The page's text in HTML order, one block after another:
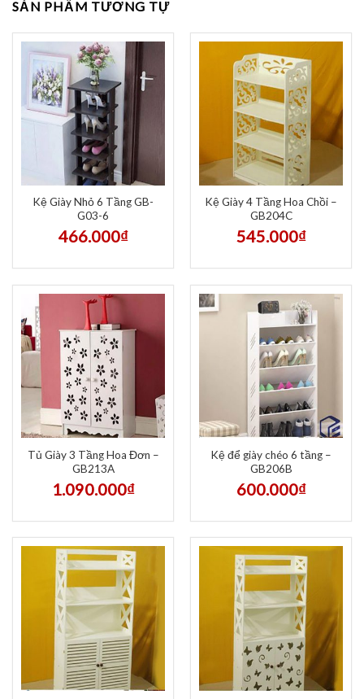
SẢN PHẨM TƯƠNG TỰ
Kệ Giày Nhỏ 6 Tầng GB-
G03-6
466.000₫
Kệ Giày 4 Tầng Hoa Chồi –
GB204C
545.000₫
Tủ Giày 3 Tầng Hoa Đơn –
GB213A
1.090.000₫
Kệ để giày chéo 6 tầng –
GB206B
600.000₫